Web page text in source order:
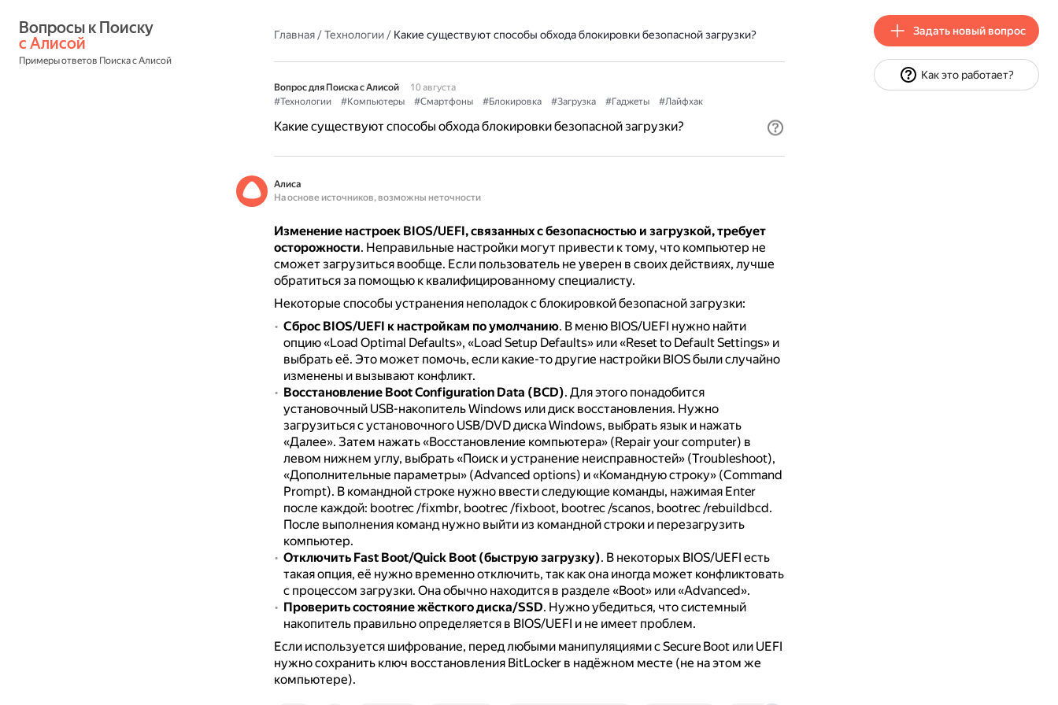
с Алисой
Примеры ответов Поиска с Алисой
Главная/Технологии/ Какие существуют способы обхода блокировки безопасной загрузки?
Вопрос для Поиска с Алисой
10 августа
#Технологии
#Компьютеры #Смартфоны #Блокировка #Загрузка #Гаджеты #Лайфхак
Какие существуют способы обхода блокировки безопасной загрузки?
Алиса
На основе источников, возможны неточности
Изменение настроек BIOS/UEFI, связанных с безопасностью и загрузкой, требует
осторожности. Неправильные настройки могут привести к тому, что компьютер не
сможет загрузиться вообще. Если пользователь не уверен в своих действиях, лучше
обратиться за помощью к квалифицированному специалисту.
Некоторые способы устранения неполадок с блокировкой безопасной загрузки:
Сброс BIOS/UEFI к настройкам по умолчанию. В меню BIOS/UEFI нужно найти
опцию «Load Optimal Defaults», «Load Setup Defaults» или «Reset to Default Settings» и
выбрать её. Это может помочь, если какие-то другие настройки BIOS были случайно
изменены и вызывают конфликт.
Восстановление Boot Configuration Data (BCD). Для этого понадобится
установочный USB-накопитель Windows или диск восстановления. Нужно
загрузиться с установочного USB/DVD диска Windows, выбрать язык и нажать
«Далее». Затем нажать «Восстановление компьютера» (Repair your computer) в
левом нижнем углу, выбрать «Поиск и устранение неисправностей» (Troubleshoot),
«Дополнительные параметры» (Advanced options) и «Командную строку» (Command
Prompt). В командной строке нужно ввести следующие команды, нажимая Enter
после каждой: bootrec /fixmbr, bootrec /fixboot, bootrec /scanos, bootrec /rebuildbcd.
После выполнения команд нужно выйти из командной строки и перезагрузить
компьютер.
Отключить Fast Boot/Quick Boot (быструю загрузку). В некоторых BIOS/UEFI есть
такая опция, её нужно временно отключить, так как она иногда может конфликтовать
с процессом загрузки. Она обычно находится в разделе «Boot» или «Advanced».
Проверить состояние жёсткого диска/SSD. Нужно убедиться, что системный
накопитель правильно определяется в BIOS/UEFI и не имеет проблем.
Если используется шифрование, перед любыми манипуляциями с Secure Boot или UEFI
нужно сохранить ключ восстановления BitLocker в надёжном месте (не на этом же
компьютере).
Задать новый вопрос
Как это работает?